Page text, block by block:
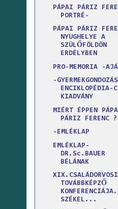
PÁPAI PÁRIZ
PORTRÉ-
PÁPAI PÁRIZ
NYUGHELYE A
SZÜLŐFÖLDÖN
ERDÉLYBEN
PRO-MEMORIA -
-
ENCIKLOPÉDIA-
KIADVÁNY
MIÉRT ÉPPEN
PÁRIZ FERENC
-EMLÉKLAP
EMLÉKLAP-
DR.Sc.BAUER
BÉLÁNAK
XIX.CSALÁDORVOSI
TOVÁBBKÉPZŐ
SZÉKEL...